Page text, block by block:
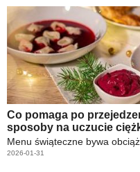
Co pomaga po
sposoby na uczucie
Menu świąteczne bywa
2026-01-31